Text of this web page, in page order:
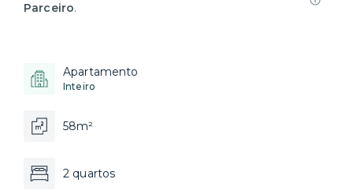
Parceiro.
Apartamento
Inteiro
58m²
2 quartos